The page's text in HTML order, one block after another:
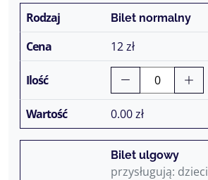
Bilet normalny
12 zł
0.00zł
Bilet ulgowy
przysługują: